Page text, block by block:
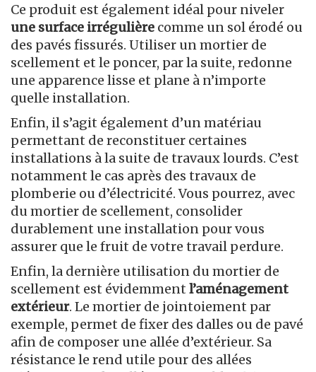
Ce produit est également idéal pour niveler
une surface irrégulière comme un sol érodé ou
des pavés fissurés. Utiliser un mortier de
scellement et le poncer, par la suite, redonne
une apparence lisse et plane à n’importe
quelle installation.
Enfin, il s’agit également d’un matériau
permettant de reconstituer certaines
installations à la suite de travaux lourds. C’est
notamment le cas après des travaux de
plomberie ou d’électricité. Vous pourrez, avec
du mortier de scellement, consolider
durablement une installation pour vous
assurer que le fruit de votre travail perdure.
Enfin, la dernière utilisation du mortier de
scellement est évidemment l’aménagement
extérieur. Le mortier de jointoiement par
exemple, permet de fixer des dalles ou de pavé
afin de composer une allée d’extérieur. Sa
résistance le rend utile pour des allées